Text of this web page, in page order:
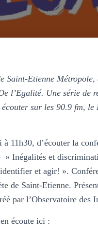
Saint-Etienne
l’Egalité. Une série de
sur les 90.9 fm,
11h30, d’écouter la
» Inégalités et
et agir! ».
de Saint-Etienne.
par l’Observatoire des
écoute ici :